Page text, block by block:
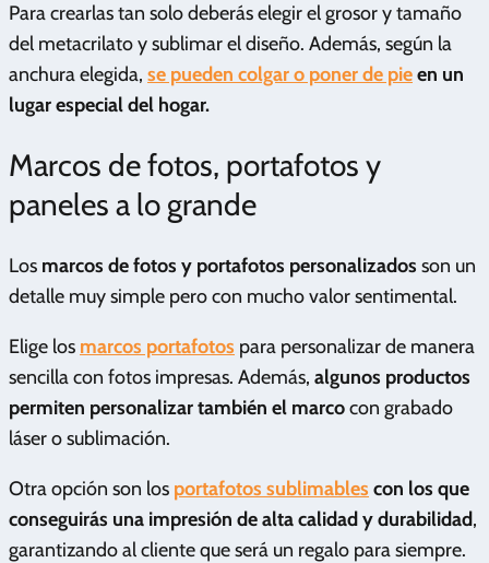
Para crearlas tan solo deberás elegir el grosor y tamaño
del metacrilato y sublimar el diseño. Además, según la
anchura elegida, se pueden colgar o poner de pieen un
lugar especial del hogar.
Marcos de fotos, portafotos y
paneles a lo grande
Los marcos de fotos y portafotos personalizados son un
detalle muy simple pero con mucho valor sentimental.
Elige los marcos portafotos para personalizar de manera
sencilla con fotos impresas. Además, algunos productos
permiten personalizar también el marcocon grabado
láser o sublimación.
Otra opción son los portafotos sublimables con los que
conseguirás una impresión de alta calidad y durabilidad,
garantizando al cliente que será un regalo para siempre.